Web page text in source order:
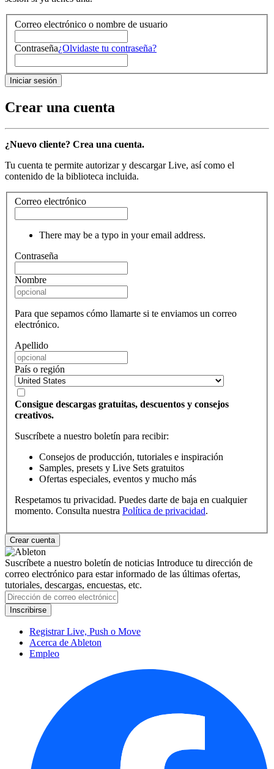
Correo electrónico o nombre de usuario
Contraseña¿Olvidaste tu contraseña?
Crear una cuenta
¿Nuevo cliente? Crea una cuenta.
Tu cuenta te permite autorizar y descargar Live, así como el
contenido de la biblioteca incluida.
Correo electrónico
There may be a typo in your email address.
Contraseña
Nombre
Para que sepamos cómo llamarte si te enviamos un correo
electrónico.
Apellido
País o región
Consigue descargas gratuitas, descuentos y consejos
creativos.
Suscríbete a nuestro boletín para recibir:
Consejos de producción, tutoriales e inspiración
Samples, presets y Live Sets gratuitos
Ofertas especiales, eventos y mucho más
Respetamos tu privacidad. Puedes darte de baja en cualquier
momento. Consulta nuestra Política de privacidad.
Suscríbete a nuestro boletín de noticias Introduce tu dirección de
correo electrónico para estar informado de las últimas ofertas,
tutoriales, descargas, encuestas, etc.
Registrar Live, Push o Move
Acerca de Ableton
Empleo